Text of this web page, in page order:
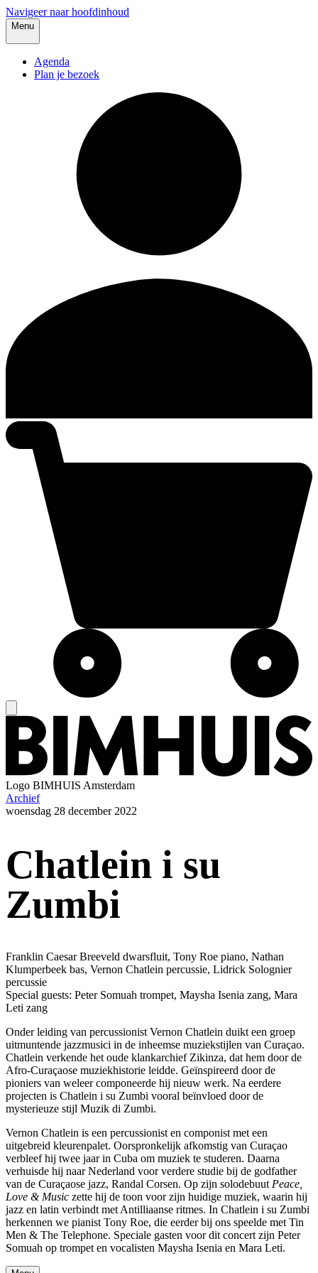
Navigeer naar hoofdinhoud
Menu
Agenda
Plan je bezoek
Logo BIMHUIS Amsterdam
Archief
woensdag 28 december 2022
Chatlein i su
Zumbi
Franklin Caesar Breeveld dwarsfluit, Tony Roe piano, Nathan
Klumperbeek bas, Vernon Chatlein percussie, Lidrick Solognier
percussie
Special guests: Peter Somuah trompet, Maysha Isenia zang, Mara
Leti zang
Onder leiding van percussionist Vernon Chatlein duikt een groep
uitmuntende jazzmusici in de inheemse muziekstijlen van Curaçao.
Chatlein verkende het oude klankarchief Zikinza, dat hem door de
Afro-Curaçaose muziekhistorie leidde. Geïnspireerd door de
pioniers van weleer componeerde hij nieuw werk. Na eerdere
projecten is Chatlein i su Zumbi vooral beïnvloed door de
mysterieuze stijl Muzik di Zumbi.
Vernon Chatlein is een percussionist en componist met een
uitgebreid kleurenpalet. Oorspronkelijk afkomstig van Curaçao
verbleef hij twee jaar in Cuba om muziek te studeren. Daarna
verhuisde hij naar Nederland voor verdere studie bij de godfather
van de Curaçaose jazz, Randal Corsen. Op zijn solodebuut Peace,
Love & Music zette hij de toon voor zijn huidige muziek, waarin hij
jazz en latin verbindt met Antilliaanse ritmes. In Chatlein i su Zumbi
herkennen we pianist Tony Roe, die eerder bij ons speelde met Tin
Men & The Telephone. Speciale gasten voor dit concert zijn Peter
Somuah op trompet en vocalisten Maysha Isenia en Mara Leti.